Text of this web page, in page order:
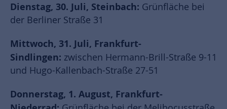
Dienstag, 30. Juli, Steinbach: Grünfläche bei
der Berliner Straße 31
Mittwoch, 31. Juli, Frankfurt-
Sindlingen: zwischen Hermann-Brill-Straße 9-11
und Hugo-Kallenbach-Straße 27-51
Donnerstag, 1. August, Frankfurt-